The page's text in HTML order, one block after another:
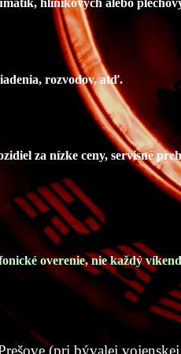
hliníkových alebo
rozvodov, atď.
za nízke ceny, servisné
overenie, nie každý
(pri bývalej